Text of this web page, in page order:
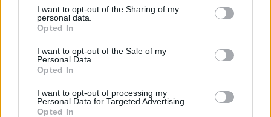
not limited to your visit or usage behaviour. You may click to
grant or deny consent to Google and its third-party tags to
use your data for below specified purposes in below Google
consent section.
I want to opt-out of the Sharing of my
personal data.
Opted In
I want to opt-out of the Sale of my
Personal Data.
Opted In
I want to opt-out of processing my
Personal Data for Targeted Advertising.
Opted In
2000 /2000
Όροι Χρήσης . Το site προστατεύεται από reCAPTCHA, ισχύουν
Πολιτική Απορρήτου
Οικονομία